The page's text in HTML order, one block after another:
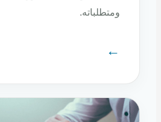
ومتطلباته.